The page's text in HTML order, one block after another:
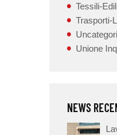
Tessili-
Trasporti-
Unione
NEWS